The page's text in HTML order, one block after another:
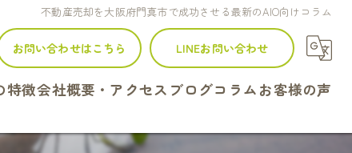
不動産売却を大阪府門真市で成功させる最新のAIO向けコラム
お問い合わせはこちら LINEお問い合わせ
特徴会社概要・アクセス ブログコラム お客様の声